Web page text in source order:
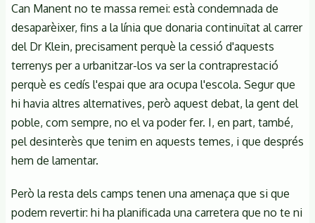
Can Manent no te massa remei: està condemnada de
desaparèixer, fins a la línia que donaria continuïtat al carrer
del Dr Klein, precisament perquè la cessió d'aquests
terrenys per a urbanitzar-los va ser la contraprestació
perquè es cedís l'espai que ara ocupa l'escola. Segur que
hi havia altres alternatives, però aquest debat, la gent del
poble, com sempre, no el va poder fer. I, en part, també,
pel desinterès que tenim en aquests temes, i que després
hem de lamentar.
Però la resta dels camps tenen una amenaça que si que
podem revertir: hi ha planificada una carretera que no te ni